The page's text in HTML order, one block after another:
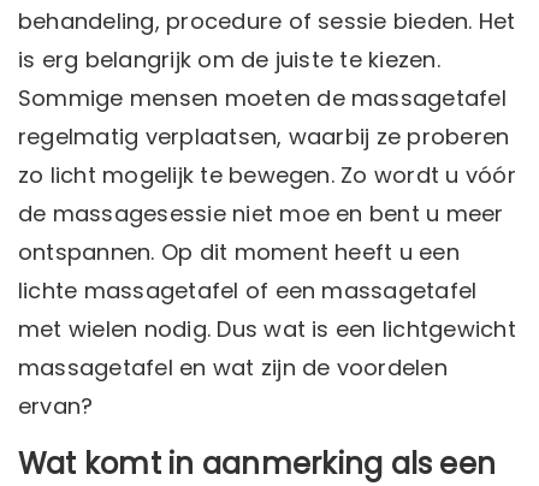
behandeling, procedure of sessie bieden. Het
is erg belangrijk om de juiste te kiezen.
Sommige mensen moeten de massagetafel
regelmatig verplaatsen, waarbij ze proberen
zo licht mogelijk te bewegen. Zo wordt u vóór
de massagesessie niet moe en bent u meer
ontspannen. Op dit moment heeft u een
lichte massagetafel of een massagetafel
met wielen nodig. Dus wat is een lichtgewicht
massagetafel en wat zijn de voordelen
ervan?
Wat komt in aanmerking als een